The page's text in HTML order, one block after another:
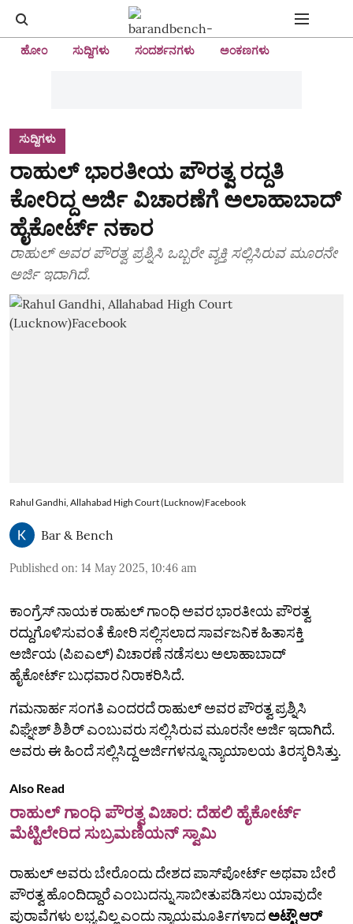
ಹೋಂ ಸುದ್ದಿಗಳು ಸಂದರ್ಶನಗಳು ಅಂಕಣಗಳು
ಸುದ್ದಿಗಳು
ರಾಹುಲ್ ಭಾರತೀಯ ಪೌರತ್ವ ರದ್ದತಿ
ಕೋರಿದ್ದ ಅರ್ಜಿ ವಿಚಾರಣೆಗೆ ಅಲಾಹಾಬಾದ್
ಹೈಕೋರ್ಟ್ ನಕಾರ
ರಾಹುಲ್ ಅವರ ಪೌರತ್ವ ಪ್ರಶ್ನಿಸಿ ಒಬ್ಬರೇ ವ್ಯಕ್ತಿ ಸಲ್ಲಿಸಿರುವ ಮೂರನೇ
ಅರ್ಜಿ ಇದಾಗಿದೆ.
Rahul Gandhi, Allahabad High Court (Lucknow)Facebook
Bar & Bench
Published on: 14 May 2025, 10:46 am
ಕಾಂಗ್ರೆಸ್ ನಾಯಕ ರಾಹುಲ್ ಗಾಂಧಿ ಅವರ ಭಾರತೀಯ ಪೌರತ್ವ
ರದ್ದುಗೊಳಿಸುವಂತೆ ಕೋರಿ ಸಲ್ಲಿಸಲಾದ ಸಾರ್ವಜನಿಕ ಹಿತಾಸಕ್ತಿ
ಅರ್ಜಿಯ (ಪಿಐಎಲ್) ವಿಚಾರಣೆ ನಡೆಸಲು ಅಲಾಹಾಬಾದ್
ಹೈಕೋರ್ಟ್ ಬುಧವಾರ ನಿರಾಕರಿಸಿದೆ.
ಗಮನಾರ್ಹ ಸಂಗತಿ ಎಂದರದೆ ರಾಹುಲ್‌ ಅವರ ಪೌರತ್ವ ಪ್ರಶ್ನಿಸಿ
ವಿಘ್ನೇಶ್ ಶಿಶಿರ್ ಎಂಬುವರು ಸಲ್ಲಿಸಿರುವ ಮೂರನೇ ಅರ್ಜಿ ಇದಾಗಿದೆ.
ಅವರು ಈ ಹಿಂದೆ ಸಲ್ಲಿಸಿದ್ದ ಅರ್ಜಿಗಳನ್ನೂ ನ್ಯಾಯಾಲಯ ತಿರಸ್ಕರಿಸಿತ್ತು.
Also Read
ರಾಹುಲ್‌ ಗಾಂಧಿ ಪೌರತ್ವ ವಿಚಾರ: ದೆಹಲಿ ಹೈಕೋರ್ಟ್‌
ಮೆಟ್ಟಿಲೇರಿದ ಸುಬ್ರಮಣಿಯನ್‌ ಸ್ವಾಮಿ
ರಾಹುಲ್ ಅವರು ಬೇರೊಂದು ದೇಶದ ಪಾಸ್‌ಪೋರ್ಟ್‌ ಅಥವಾ ಬೇರೆ
ಪೌರತ್ವ ಹೊಂದಿದ್ದಾರೆ ಎಂಬುದನ್ನು ಸಾಬೀತುಪಡಿಸಲು ಯಾವುದೇ
ಪುರಾವೆಗಳು ಲಭ್ಯವಿಲ್ಲ ಎಂದು ನ್ಯಾಯಮೂರ್ತಿಗಳಾದಅಟ್ಟೌ ಆರ್